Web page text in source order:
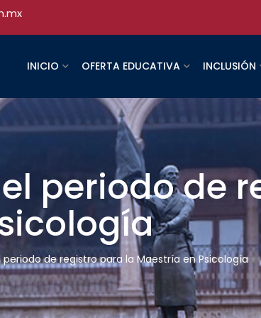
INICIO OFERTA EDUCATIVA INCLUSIÓN
periodo de
periodo de registro para la Maestría en Psicología